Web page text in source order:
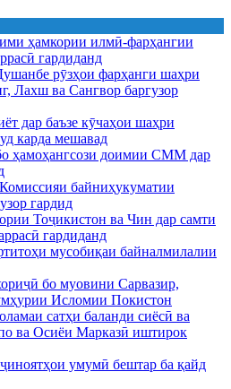
ҳамкории илмӣ-фарҳангии
гардиданд
рӯзҳои фарҳанги шаҳри
Лахш ва Сангвор баргузор
дар баъзе кӯчаҳои шаҳри
карда мешавад
ҳамоҳангсози доимии СММ дар
байниҳукуматии
гардид
Тоҷикистон ва Чин дар самти
гардиданд
мусобиқаи байналмилалии
бо муовини Сарвазир,
Исломии Покистон
сатҳи баланди сиёсӣ ва
ва Осиёи Марказӣ иштирок
умумӣ бештар ба қайд